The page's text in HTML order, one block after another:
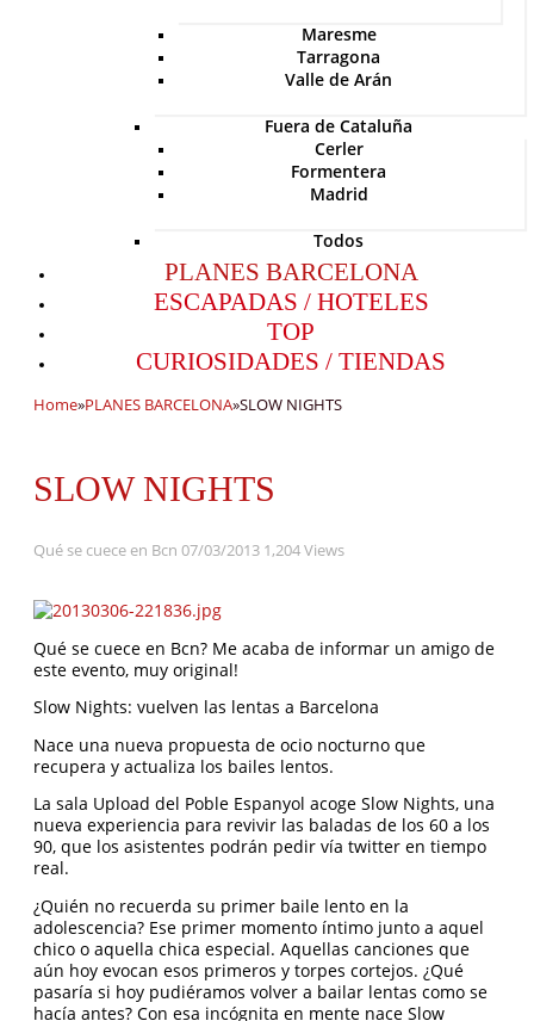
Maresme
Tarragona
Valle de Arán
Fuera de Cataluña
Cerler
Formentera
Madrid
Todos
PLANES BARCELONA
ESCAPADAS / HOTELES
TOP
CURIOSIDADES / TIENDAS
Home»PLANES BARCELONA»SLOW NIGHTS
SLOW NIGHTS
Qué se cuece en Bcn 07/03/2013 1,204 Views
Qué se cuece en Bcn? Me acaba de informar un amigo de
este evento, muy original!
Slow Nights: vuelven las lentas a Barcelona
Nace una nueva propuesta de ocio nocturno que
recupera y actualiza los bailes lentos.
La sala Upload del Poble Espanyol acoge Slow Nights, una
nueva experiencia para revivir las baladas de los 60 a los
90, que los asistentes podrán pedir vía twitter en tiempo
real.
¿Quién no recuerda su primer baile lento en la
adolescencia? Ese primer momento íntimo junto a aquel
chico o aquella chica especial. Aquellas canciones que
aún hoy evocan esos primeros y torpes cortejos. ¿Qué
pasaría si hoy pudiéramos volver a bailar lentas como se
hacía antes? Con esa incógnita en mente nace Slow